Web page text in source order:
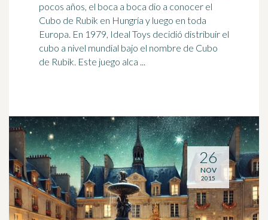
pocos años, el boca a boca dio a conocer el
Cubo de Rubik en Hungría y luego en toda
Europa. En 1979, Ideal Toys decidió distribuir el
cubo a nivel mundial bajo el nombre de Cubo
de Rubik. Este juego alca ...
26
NOV
2015